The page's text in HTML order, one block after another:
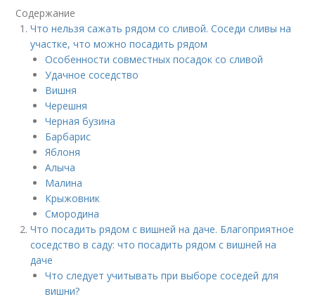
Содержание
Что нельзя сажать рядом со сливой. Соседи сливы на
участке, что можно посадить рядом
Особенности совместных посадок со сливой
Удачное соседство
Вишня
Черешня
Черная бузина
Барбарис
Яблоня
Алыча
Малина
Крыжовник
Смородина
Что посадить рядом с вишней на даче. Благоприятное
соседство в саду: что посадить рядом с вишней на
даче
Что следует учитывать при выборе соседей для
вишни?